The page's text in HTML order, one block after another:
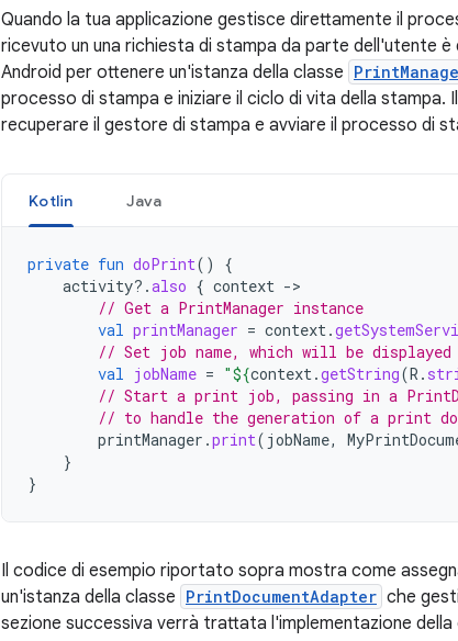
Quando la tua applicazione gestisce direttamente il
ricevuto un una richiesta di stampa da parte dell'utente
Android per ottenere un'istanza della classe
processo di stampa e iniziare il ciclo di vita della
recuperare il gestore di stampa e avviare il processo di
Kotlin Java
private fun doPrint()
{
activity?.also { context -
// Get a PrintManager instance
val printManager = context.
// Set job name, which will be
val jobName = "${context.getString(R .
// Start a print job, passing in a
// to handle the generation of a print
printManager .print( jobName,
}
}
Il codice di esempio riportato sopra mostra come
un'istanza della classe PrintDocumentAdapter che
sezione successiva verrà trattata l'implementazione